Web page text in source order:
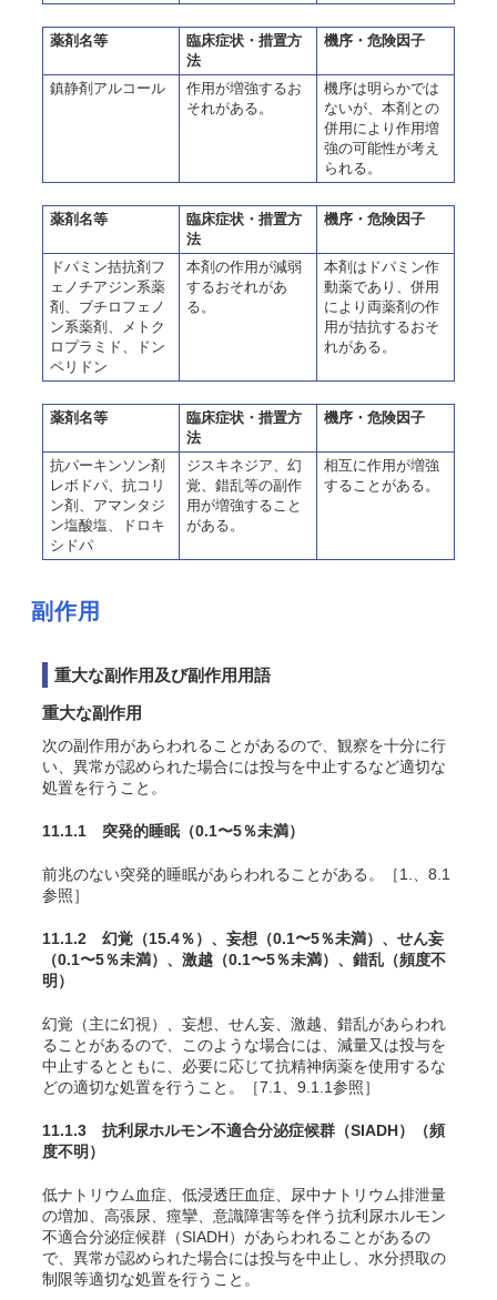
薬剤名等
臨床症状・措置方
法
機序・危険因子
鎮静剤アルコール
作用が増強するお
それがある。
機序は明らかでは
ないが、本剤との
併用により作用増
強の可能性が考え
られる。
薬剤名等
臨床症状・措置方
法
機序・危険因子
ドパミン拮抗剤フ
ェノチアジン系薬
剤、ブチロフェノ
ン系薬剤、メトク
ロプラミド、ドン
ペリドン
本剤の作用が減弱
するおそれがあ
る。
本剤はドパミン作
動薬であり、併用
により両薬剤の作
用が拮抗するおそ
れがある。
薬剤名等
臨床症状・措置方
法
機序・危険因子
抗パーキンソン剤
レボドパ、抗コリ
ン剤、アマンタジ
ン塩酸塩、ドロキ
シドパ
ジスキネジア、幻
覚、錯乱等の副作
用が増強すること
がある。
相互に作用が増強
することがある。
副作用
重大な副作用及び副作用用語
重大な副作用
次の副作用があらわれることがあるので、観察を十分に行
い、異常が認められた場合には投与を中止するなど適切な
処置を行うこと。
11.1.1 突発的睡眠 （0.1〜5％未満）
前兆のない突発的睡眠があらわれることがある。［1.、8.1
参照］
11.1.2 幻覚 （15.4％） 、妄想 （0.1〜5％未満） 、せん妄
（0.1〜5％未満） 、激越 （0.1〜5％未満） 、錯乱 （頻度不
明）
幻覚（主に幻視）、妄想、せん妄、激越、錯乱があらわれ
ることがあるので、このような場合には、減量又は投与を
中止するとともに、必要に応じて抗精神病薬を使用するな
どの適切な処置を行うこと。［7.1、9.1.1参照］
11.1.3 抗利尿ホルモン不適合分泌症候群（SIADH）
（頻
度不明）
低ナトリウム血症、低浸透圧血症、尿中ナトリウム排泄量
の増加、高張尿、痙攣、意識障害等を伴う抗利尿ホルモン
不適合分泌症候群（SIADH）があらわれることがあるの
で、異常が認められた場合には投与を中止し、水分摂取の
制限等適切な処置を行うこと。